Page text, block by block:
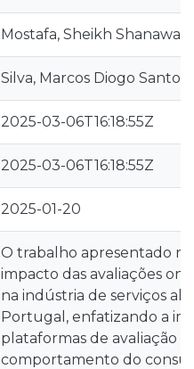
Mostafa, Sheikh Shanawaz
Silva, Marcos Diogo Santos
2025-03-06T16:18:55Z
2025-03-06T16:18:55Z
2025-01-20
O trabalho apresentado
impacto das avaliações
na indústria de serviços
Portugal, enfatizando a
plataformas de avaliação
comportamento do